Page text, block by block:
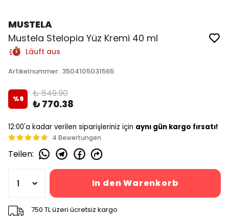
MUSTELA
Mustela Stelopia Yüz Kremi 40 ml
Läuft aus
Artikelnummer: 3504105031565
%9 ₺ 849.90
₺ 770.38
12:00'a kadar verilen siparişleriniz için aynı gün kargo fırsatı!
4 Bewertungen
Teilen:
In den Warenkorb
750 TL üzeri ücretsiz kargo